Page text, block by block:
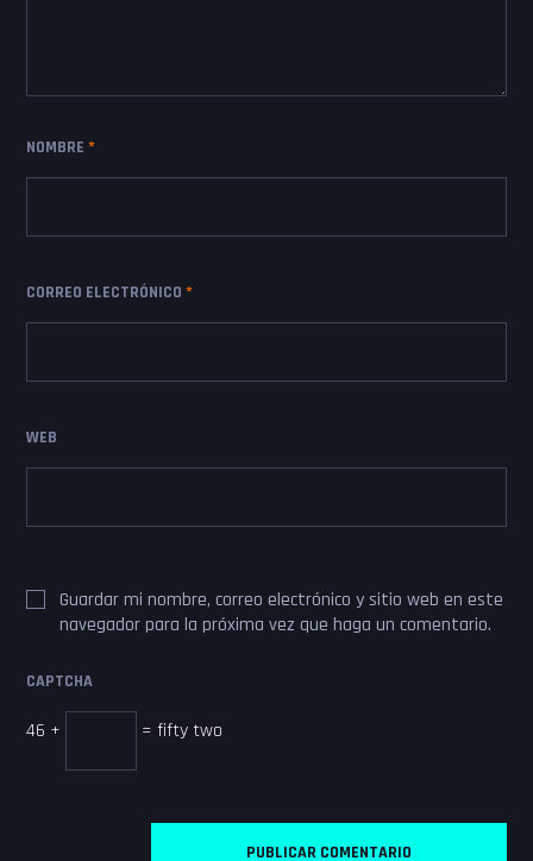
NOMBRE *
CORREO ELECTRÓNICO *
WEB
Guardar mi nombre, correo electrónico y sitio web en este
navegador para la próxima vez que haga un comentario.
CAPTCHA
46 + = fifty two